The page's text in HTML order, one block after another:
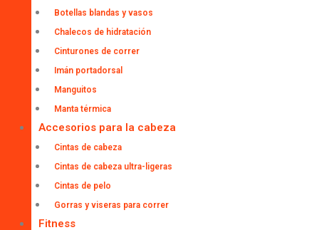
Botellas blandas y vasos
Chalecos de hidratación
Cinturones de correr
Imán portadorsal
Manguitos
Manta térmica
Accesorios para la cabeza
Cintas de cabeza
Cintas de cabeza ultra-ligeras
Cintas de pelo
Gorras y viseras para correr
Fitness